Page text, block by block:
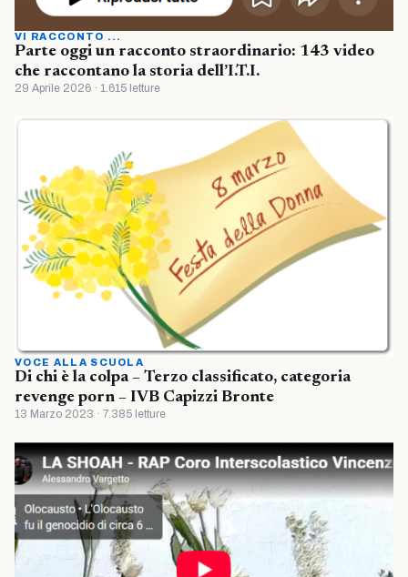
VI RACCONTO ...
Parte oggi un racconto straordinario: 143 video
che raccontano la storia dell’I.T.I.
29 Aprile 2026 · 1.615 letture
VOCE ALLA SCUOLA
Di chi è la colpa – Terzo classificato, categoria
revenge porn – IVB Capizzi Bronte
13 Marzo 2023 · 7.385 letture